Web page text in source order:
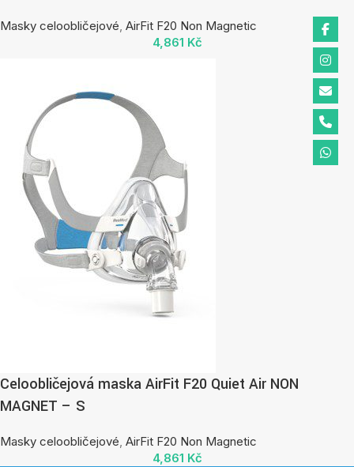
Masky celoobličejové, AirFit F20 Non Magnetic
4,861 Kč
Celoobličejová maska AirFit F20 Quiet Air NON
MAGNET – S
Masky celoobličejové, AirFit F20 Non Magnetic
4,861 Kč